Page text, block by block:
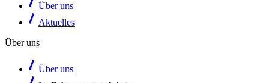
Über uns
Aktuelles
Über uns
Über uns